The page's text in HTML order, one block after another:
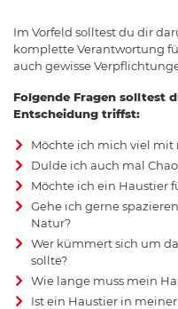
Im Vorfeld solltest du dir
komplette Verantwortung
auch gewisse
Folgende Fragen solltest
Entscheidung triffst:
Möchte ich mich viel
Dulde ich auch mal
Möchte ich ein Haustier
Gehe ich gerne
Natur?
Wer kümmert sich um
sollte?
Wie lange muss mein
Ist ein Haustier in